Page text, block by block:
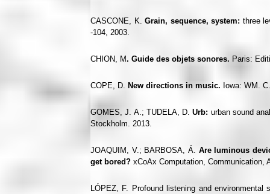
CASCONE, K. Grain, sequence, system: three
-104, 2003.
CHION, M. Guide des objets sonores. Paris:
COPE, D. New directions in music. Iowa: WM.
GOMES, J. A.; TUDELA, D.Urb: urban sound
Stockholm. 2013.
JOAQUIM, V.; BARBOSA, Á. Are luminous
get bored? xCoAx Computation, Communication,
LÓPEZ, F. Profound listening and